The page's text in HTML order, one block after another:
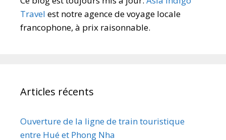
Travel est notre agence de voyage locale
francophone, à prix raisonnable.
Articles récents
Ouverture de la ligne de train touristique
entre Hué et Phong Nha